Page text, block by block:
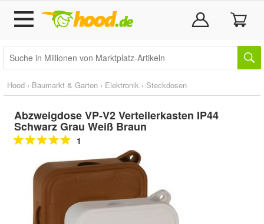
Hood › Baumarkt & Garten › Elektronik › Steckdosen
Abzweigdose VP-V2 Verteilerkasten IP44
Schwarz Grau Weiß Braun
1